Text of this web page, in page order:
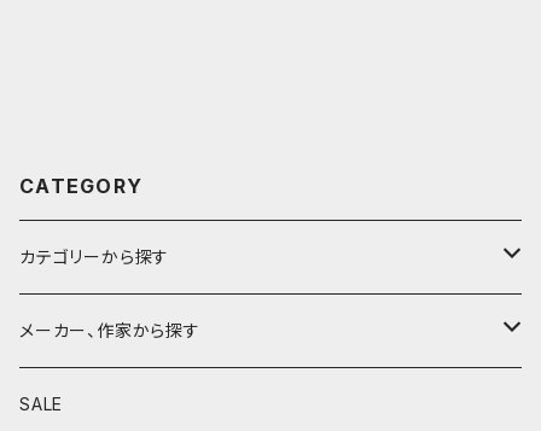
CATEGORY
カテゴリーから探す
鉛筆
鉛筆補助軸
メーカー、作家から探す
590&Co.
SALE